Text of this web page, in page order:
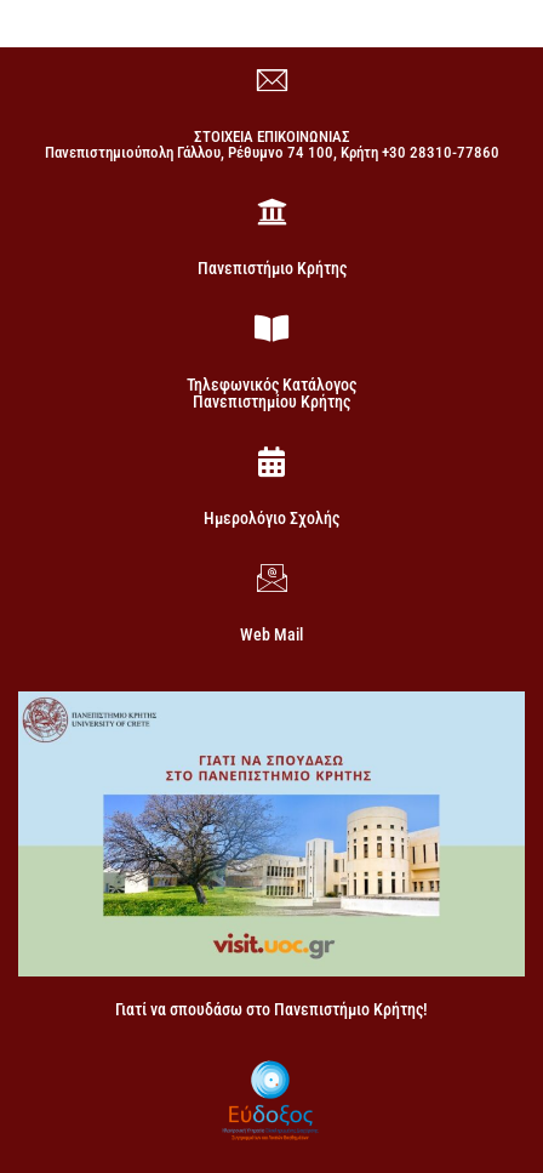
ΣΤΟΙΧΕΙΑ ΕΠΙΚΟΙΝΩΝΙΑΣ
Πανεπιστημιούπολη Γάλλου, Ρέθυμνο 74 100, Κρήτη +30 28310-77860
Πανεπιστήμιο Κρήτης
Τηλεφωνικός Κατάλογος
Πανεπιστημίου Κρήτης
Ημερολόγιο Σχολής
Web Mail
Γιατί να σπουδάσω στο Πανεπιστήμιο Κρήτης!